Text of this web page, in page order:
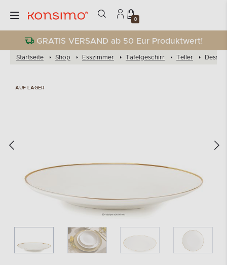
0
GRATIS VERSAND ab 50 Eur Produktwert!
Startseite Shop Esszimmer Tafelgeschirr Teller
AUF LAGER